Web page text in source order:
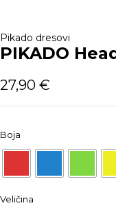
Pikado dresovi
PIKADO
27,90 €
Boja
Veličina